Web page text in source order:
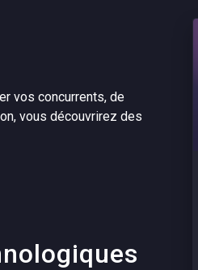
vos concurrents, de
vous découvrirez des